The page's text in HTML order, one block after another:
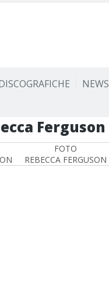
NEWS
Ferguson
FOTO
REBECCA FERGUSON